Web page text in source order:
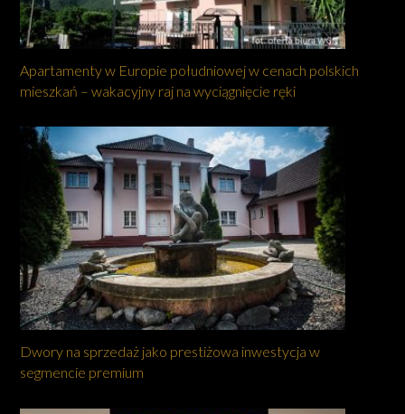
Apartamenty w Europie południowej w cenach polskich
mieszkań – wakacyjny raj na wyciągnięcie ręki
Dwory na sprzedaż jako prestiżowa inwestycja w
segmencie premium